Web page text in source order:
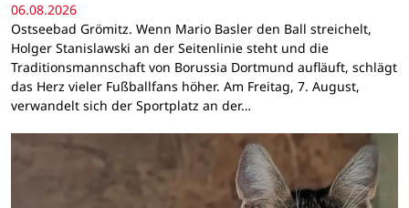
06.08.2026
Ostseebad Grömitz. Wenn Mario Basler den Ball streichelt,
Holger Stanislawski an der Seitenlinie steht und die
Traditionsmannschaft von Borussia Dortmund aufläuft, schlägt
das Herz vieler Fußballfans höher. Am Freitag, 7. August,
verwandelt sich der Sportplatz an der…